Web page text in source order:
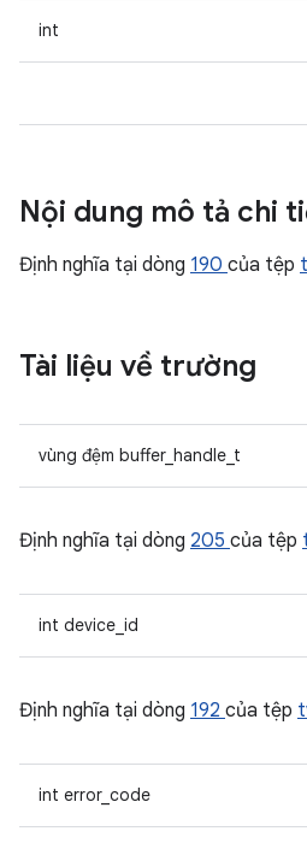
int
Nội dung mô tả chi
Định nghĩa tại dòng 190 của tệp
Tài liệu về trường
vùng đệm buffer_handle_t
Định nghĩa tại dòng 205 của tệp
int device_id
Định nghĩa tại dòng 192 của tệp
int error_code